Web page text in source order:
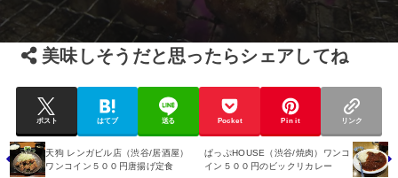
美味しそうだと思ったらシェアしてね
ポスト はてブ 送る Pocket Pin it リンク
天狗 レンガビル店（渋谷/居酒屋）
ワンコイン５００円唐揚げ定食
ぱっぷHOUSE（渋谷/焼肉）ワンコ
イン５００円のビックリカレー